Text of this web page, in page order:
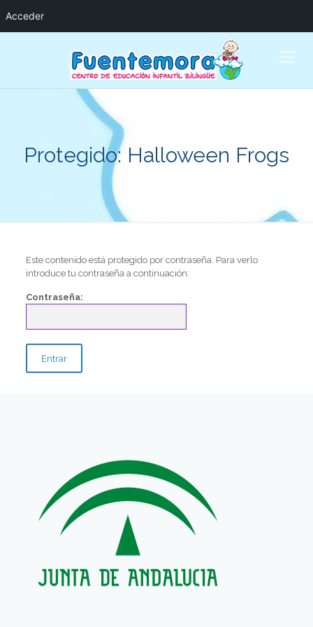
Protegido: Halloween Frogs
Este contenido está protegido por contraseña. Para verlo
introduce tu contraseña a continuación:
Contraseña:
Acceder